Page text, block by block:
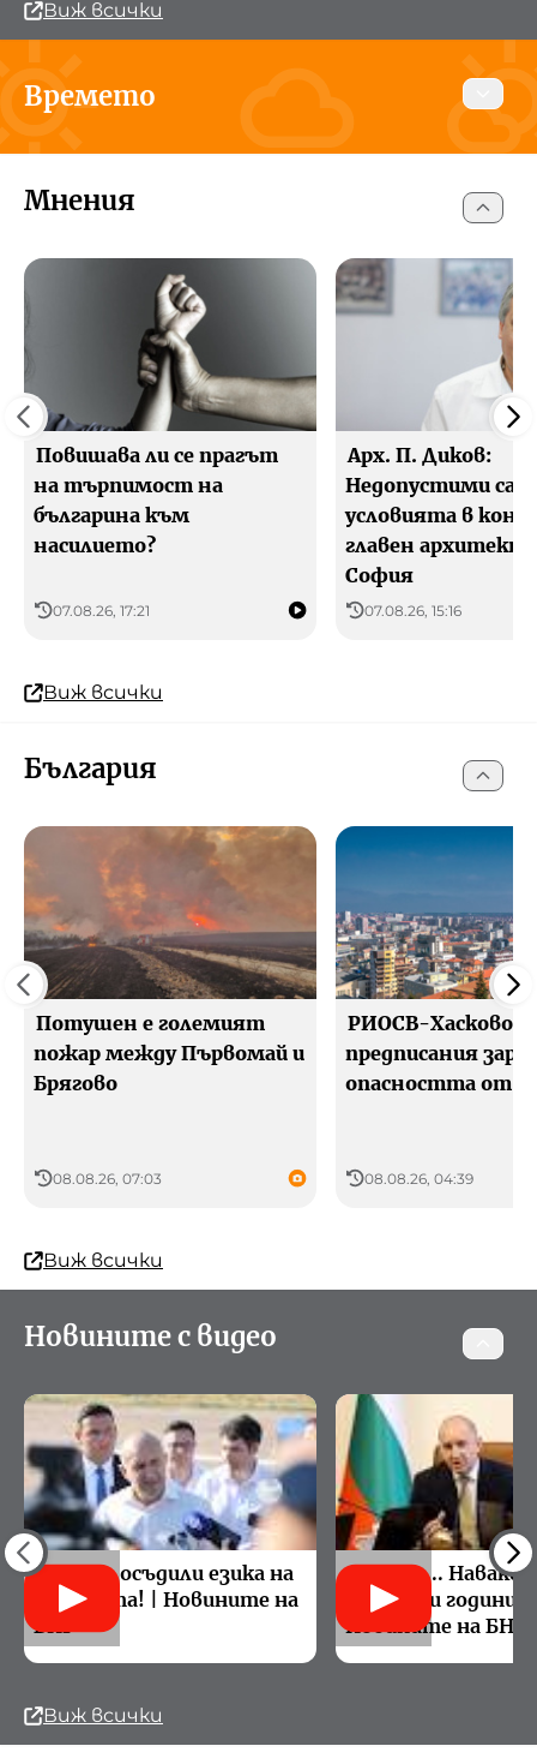
Виж всички
Времето
Днес Утре 10 август 2026
София
20°C
Усеща се 20 °C
09:00
29°C
Усеща се 28 °C Усеща се 29 °C
Мнения
Повишава ли се прагът
на търпимост на
българина към
насилието?
07.08.26, 17:21
Арх. П. Диков:
Недопустими са
условията в
главен архитект
София
07.08.26, 15:16
Виж всички
България
Потушен е големият
пожар между Първомай и
Брягово
08.08.26, 07:03
РИОСВ-Хасково с
предписания
опасността от
08.08.26, 04:39
Виж всички
Новините с видео
Ние сме осъдили езика на
омразата! | Новините на
БНР
€1 млрд...
проспани години! |
Новините на БНР
Виж всички